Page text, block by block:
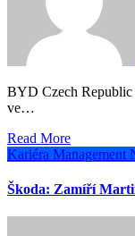
BYD Czech Republic & Slovakia hlásí další odchod manažera. Po šéfovi marketingu Janu Hauptvogelovi ukončil své působení
ve…
Read More
Kariéra Management
Škoda: Zamíří